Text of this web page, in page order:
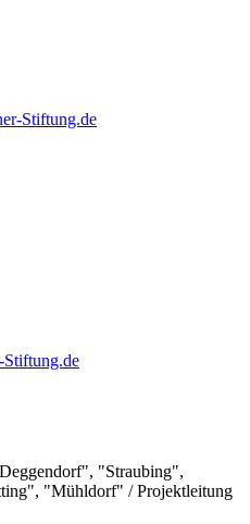
Stiftung.de
"Straubing",
"Mühldorf" / Projektleitung